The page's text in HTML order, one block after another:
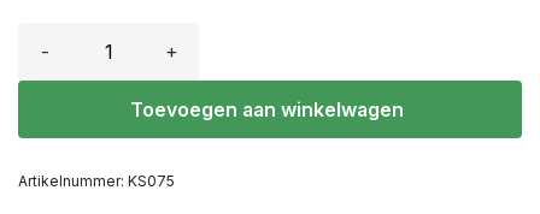
- +
Toevoegen aan winkelwagen
Artikelnummer: KS075